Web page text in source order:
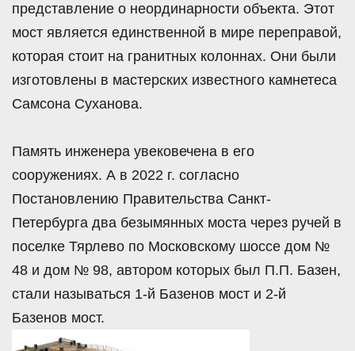
представление о неординарности объекта. Этот
мост является единственной в мире переправой,
которая стоит на гранитных колоннах. Они были
изготовлены в мастерских известного камнетеса
Самсона Суханова.
Память инженера увековечена в его
сооружениях. А в 2022 г. согласно
Постановлению Правительства Санкт-
Петербурга два безымянных моста через ручей в
поселке Тярлево по Московскому шоссе дом №
48 и дом № 98, автором которых был П.П. Базен,
стали называться 1-й Базенов мост и 2-й
Базенов мост.